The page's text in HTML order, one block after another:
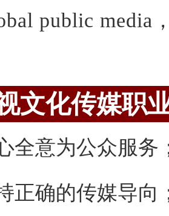
public media
文化传媒职
全意为公众服务
正确的传媒导向